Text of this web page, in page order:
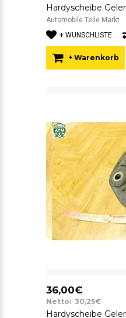
Automobile Teile Markt ..
+ WUNSCHLISTE
+ Warenkorb
36,00€
Netto: 30,25€